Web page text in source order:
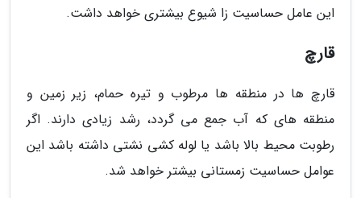
این عامل حساسیت زا شیوع بیشتری خواهد داشت.
قارچ
قارچ ها در منطقه ها مرطوب و تیره حمام، زیر زمین و
منطقه های که آب جمع می گردد، رشد زیادی دارند. اگر
رطوبت محیط بالا باشد یا لوله کشی نشتی داشته باشد این
عوامل حساسیت زمستانی بیشتر خواهد شد.